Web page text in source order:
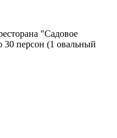
"Садовое
30 персон (1 овальный